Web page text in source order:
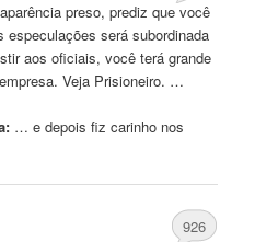
preso, prediz que você
será subordinada
aos oficiais, você terá grande
Veja Prisioneiro. …
… e depois fizcarinho nos
926